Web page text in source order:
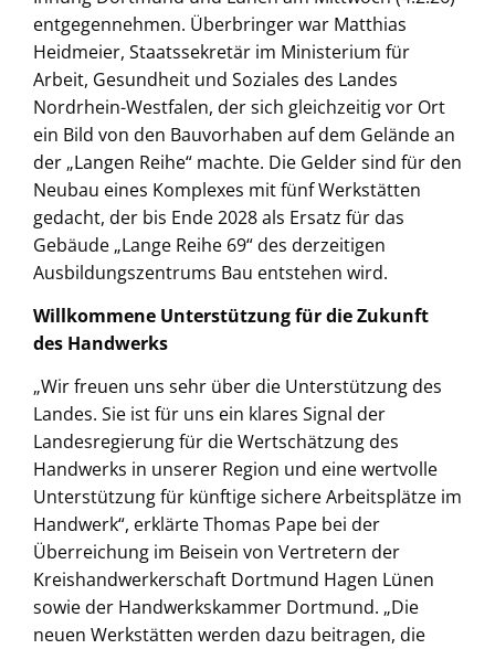
entgegennehmen. Überbringer war Matthias
Heidmeier, Staatssekretär im Ministerium für
Arbeit, Gesundheit und Soziales des Landes
Nordrhein-Westfalen, der sich gleichzeitig vor Ort
ein Bild von den Bauvorhaben auf dem Gelände an
der „Langen Reihe“ machte. Die Gelder sind für den
Neubau eines Komplexes mit fünf Werkstätten
gedacht, der bis Ende 2028 als Ersatz für das
Gebäude „Lange Reihe 69“ des derzeitigen
Ausbildungszentrums Bau entstehen wird.
Willkommene Unterstützung für die Zukunft
des Handwerks
„Wir freuen uns sehr über die Unterstützung des
Landes. Sie ist für uns ein klares Signal der
Landesregierung für die Wertschätzung des
Handwerks in unserer Region und eine wertvolle
Unterstützung für künftige sichere Arbeitsplätze im
Handwerk“, erklärte Thomas Pape bei der
Überreichung im Beisein von Vertretern der
Kreishandwerkerschaft Dortmund Hagen Lünen
sowie der Handwerkskammer Dortmund. „Die
neuen Werkstätten werden dazu beitragen, die